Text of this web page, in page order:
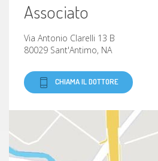
Associato
Via Antonio Clarelli 13 B
80029 Sant'Antimo, NA
CHIAMA IL DOTTORE